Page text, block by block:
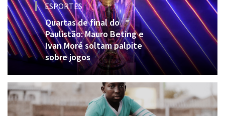
ESPORTES
Quartas de final do
Paulistão: Mauro Beting e
Ivan Moré soltam palpite
sobre jogos